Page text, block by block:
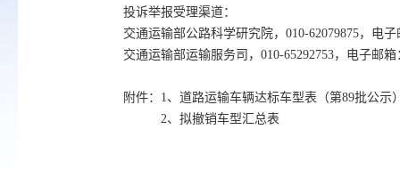
投诉举报受理渠道：
交通运输部公路科学研究院，010-62079875，电
交通运输部运输服务司，010-65292753，电子邮
附件：1、道路运输车辆达标车型表（第89批公示
2、拟撤销车型汇总表